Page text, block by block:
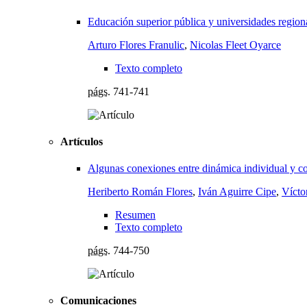
Educación superior pública y universidades
Arturo Flores Franulic, Nicolas Fleet Oyarce
Texto completo
págs. 741-741
Artículos
Algunas conexiones entre dinámica individual y
Heriberto Román Flores, Iván Aguirre Cipe,
Resumen
Texto completo
págs. 744-750
Comunicaciones